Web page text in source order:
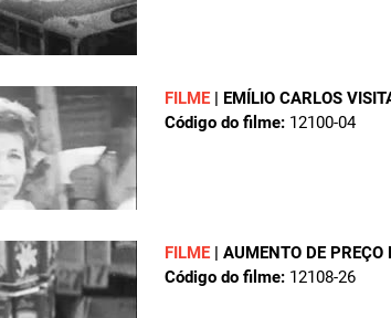
FILME | EMÍLIO CARLOS
Código do filme: 12100-04
FILME | AUMENTO DE PREÇO
Código do filme: 12108-26